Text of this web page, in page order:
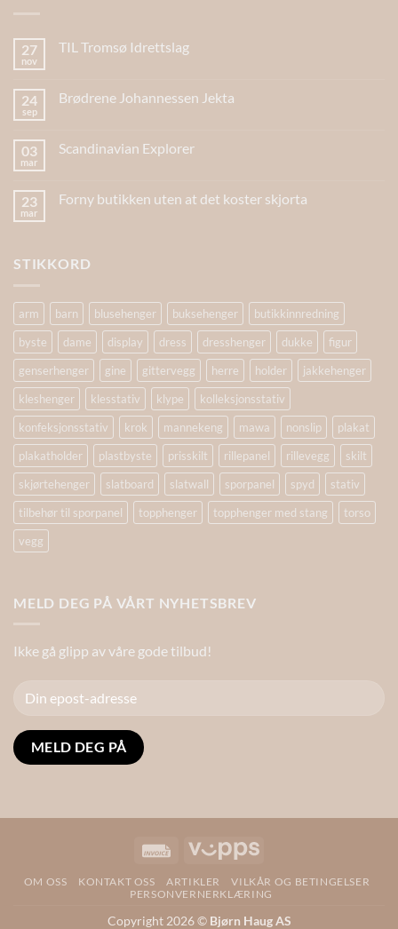
27
nov
TIL Tromsø Idrettslag
24
sep
Brødrene Johannessen Jekta
03
mar
Scandinavian Explorer
23
mar
Forny butikken uten at det koster skjorta
STIKKORD
arm barn blusehenger buksehenger
butikkinnredning
byste
dame display dress dresshenger dukke
figur
genserhenger
gine gittervegg herre holder
jakkehenger
kleshenger
klesstativ klype
kolleksjonsstativ
konfeksjonsstativ
krok mannekeng mawa nonslip
plakat
plakatholder
plastbyste prisskilt rillepanel rillevegg
skilt
skjørtehenger
slatboard slatwall sporpanel spyd
stativ
tilbehør til sporpanel
topphenger topphenger med stang
torso
vegg
MELD DEG PÅ VÅRT NYHETSBREV
Ikke gå glipp av våre gode tilbud!
Invoice Vipps
OM OSS KONTAKT OSS ARTIKLER
VILKÅR OG BETINGELSER
PERSONVERNERKLÆRING
Copyright 2026 © Bjørn Haug AS